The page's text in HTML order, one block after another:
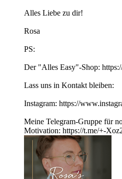
Alles Liebe zu dir!
Rosa
PS:
Der "Alles Easy"-Shop:
Lass uns in Kontakt bleiben:
Instagram: https://
Meine Telegram-Gruppe für
Motivation: https://t.me/+-